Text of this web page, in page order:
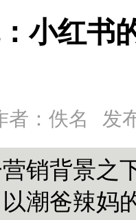
小红书
者：佚名 发
销背景之
潮爸辣妈